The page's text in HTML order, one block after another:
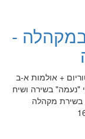
החיים במקהלה -
+ אולמות א-ב
בשירה ושיח
בשירת מקהלה